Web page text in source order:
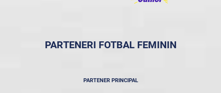
PARTENERI FOTBAL FEMININ
PARTENER PRINCIPAL